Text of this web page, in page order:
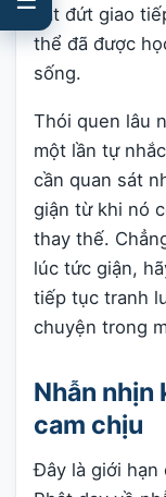
cắt đứt giao
thể đã được
sống.
Thói quen lâu
một lần tự
cần quan sát
giận từ khi nó
thay thế.
lúc tức giận,
tiếp tục tranh
chuyện trong
Nhẫn nhịn
cam chịu
Đây là giới hạn